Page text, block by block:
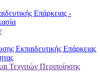
Επάρκειας -
Εκπαιδευτικής Επάρκειας
Τεχνιτών Περιποίησης